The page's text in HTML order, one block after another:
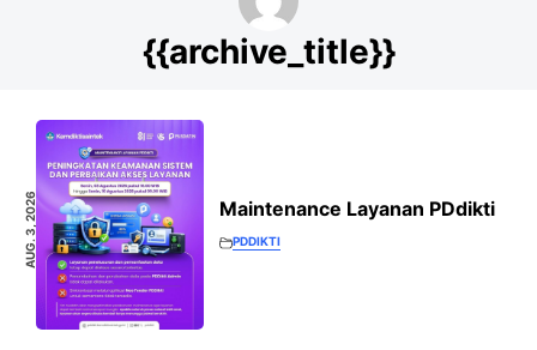
{{archive_title}}
AUG. 3, 2026 Maintenance Layanan PDdikti
PDDIKTI